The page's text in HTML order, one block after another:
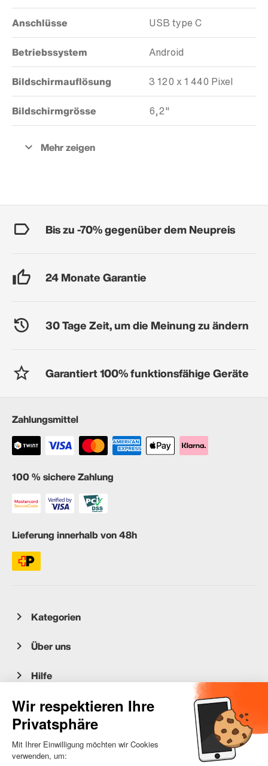
Anschlüsse USB type C
Betriebssystem Android
Bildschirmauflösung 3 120 x 1 440 Pixel
Bildschirmgrösse 6,2"
Bis zu -70% gegenüber dem Neupreis
24 Monate Garantie
30 Tage Zeit, um die Meinung zu ändern
Garantiert 100% funktionsfähige Geräte
Zahlungsmittel
100 % sichere Zahlung
Lieferung innerhalb von 48h
Kategorien
Über uns
Hilfe
Kundenservice
occasion.migros.mobile@recommerce.com
Montag-Freitag 08:00-17:00